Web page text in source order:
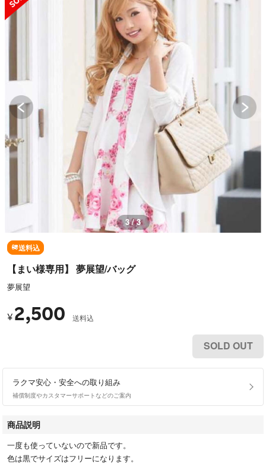
3 / 3
送料込
【まい様専用】 夢展望/バッグ
夢展望
¥ 2,500 送料込
SOLD OUT
ラクマ安心・安全への取り組み
補償制度やカスタマーサポートなどのご案内
商品説明
一度も使っていないので新品です。
色は黒でサイズはフリーになります。